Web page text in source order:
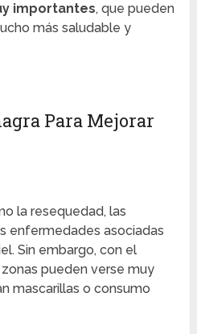
importantes, que pueden
más saludable y
Para Mejorar
la resequedad, las
enfermedades asociadas
Sin embargo, con el
pueden verse muy
mascarillas o consumo